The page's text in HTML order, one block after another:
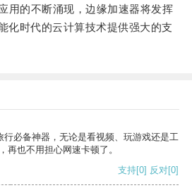
的不断涌现，边缘加速器将发挥
化时代的云计算技术提供强大的支
行必备神器，无论是看视频、玩游戏还是工
再也不用担心网速卡顿了。
支持[0] 反对[0]